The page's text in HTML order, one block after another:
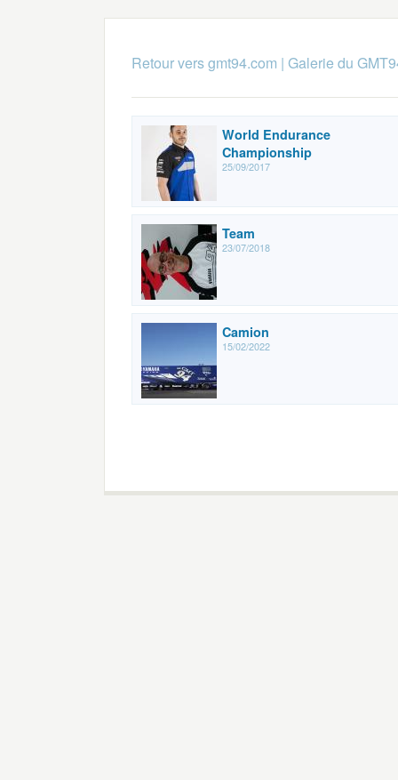
Retour vers gmt94.com | Galerie du
World Endurance
Championship
25/09/2017
Team
23/07/2018
Camion
15/02/2022